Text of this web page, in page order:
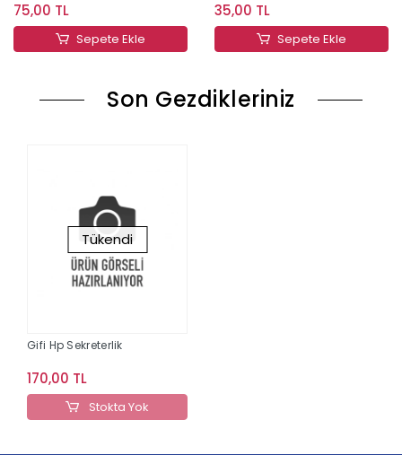
75,00 TL
Sepete Ekle
35,00 TL
Sepete Ekle
Son Gezdikleriniz
Tükendi
Gifi Hp Sekreterlik
170,00 TL
Stokta Yok